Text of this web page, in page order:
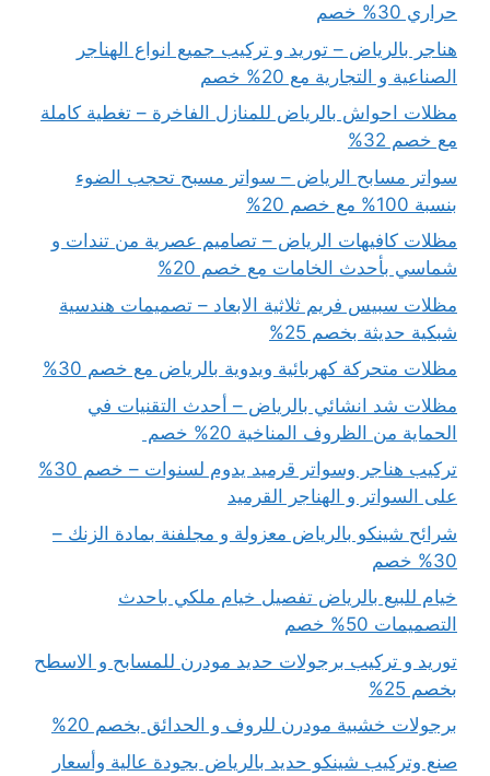
حراري 30% خصم
هناجر بالرياض – توريد و تركيب جميع انواع الهناجر
الصناعية و التجارية مع 20% خصم
مظلات احواش بالرياض للمنازل الفاخرة – تغطية كاملة
مع خصم 32%
سواتر مسابح الرياض – سواتر مسبح تحجب الضوء
بنسبة 100% مع خصم 20%
مظلات كافيهات الرياض – تصاميم عصرية من تندات و
شماسي بأحدث الخامات مع خصم 20%
مظلات سبيس فريم ثلاثية الابعاد – تصميمات هندسية
شبكية حديثة بخصم 25%
مظلات متحركة كهربائية ويدوية بالرياض مع خصم 30%
مظلات شد انشائي بالرياض – أحدث التقنيات في
الحماية من الظروف المناخية 20% خصم
تركيب هناجر وسواتر قرميد يدوم لسنوات – خصم 30%
على السواتر و الهناجر القرميد
شرائح شينكو بالرياض معزولة و مجلفنة بمادة الزنك –
30% خصم
خيام للبيع بالرياض تفصيل خيام ملكي باحدث
التصميمات 50% خصم
توريد و تركيب برجولات حديد مودرن للمسابح و الاسطح
بخصم 25%
برجولات خشبية مودرن للروف و الحدائق بخصم 20%
صنع وتركيب شينكو حديد بالرياض بجودة عالية وأسعار